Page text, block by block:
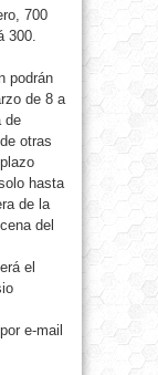
700
300.
podrán
de 8 a
de
otras
hasta
de la
del
el
e-mail